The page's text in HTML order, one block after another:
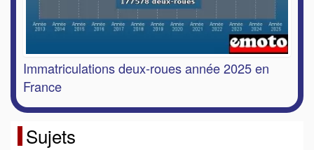
Immatriculations deux-roues année 2025 en
France
Sujets